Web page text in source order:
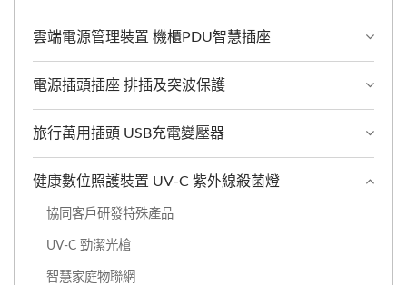
雲端電源管理裝置 機櫃PDU智慧插座
電源插頭插座 排插及突波保護
旅行萬用插頭 USB充電變壓器
健康數位照護裝置 UV-C 紫外線殺菌燈
協同客戶研發特殊產品
UV-C 勁潔光槍
智慧家庭物聯網